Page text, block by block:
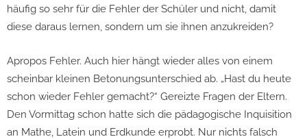
häufig so sehr für die Fehler der Schüler und nicht, damit
diese daraus lernen, sondern um sie ihnen anzukreiden?
Apropos Fehler. Auch hier hängt wieder alles von einem
scheinbar kleinen Betonungsunterschied ab. „Hast du heute
schon wieder Fehler gemacht?“ Gereizte Fragen der Eltern.
Den Vormittag schon hatte sich die pädagogische Inquisition
an Mathe, Latein und Erdkunde erprobt. Nur nichts falsch